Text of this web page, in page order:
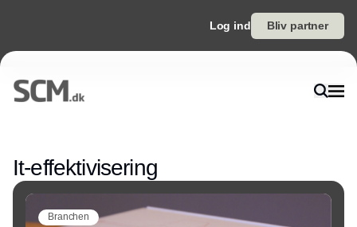
Log ind Bliv partner
It-effektivisering
Branchen